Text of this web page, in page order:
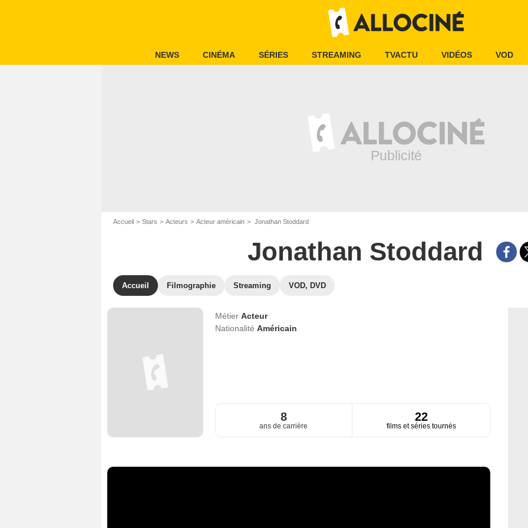
NEWS CINÉMA SÉRIES STREAMING TVACTU VIDÉOS VOD
Accueil Stars Acteurs Acteur américain Jonathan Stoddard
Jonathan Stoddard
Accueil Filmographie Streaming VOD, DVD
Métier Acteur
Nationalité Américain
8
ans de carrière
22
films et séries tournés